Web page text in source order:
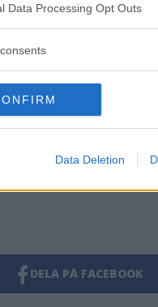
Data Processing Opt Outs
Data Deletion
Socialnämndens
Placering av barn
DELA PÅ FACEBOOK